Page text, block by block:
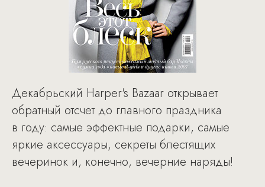
Декабрьский Harper's Bazaar открывает
обратный отсчет до главного праздника
в году: самые эффектные подарки, самые
яркие аксессуары, секреты блестящих
вечеринок и, конечно, вечерние наряды!